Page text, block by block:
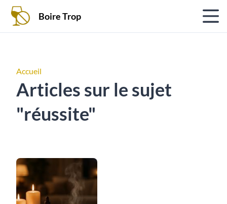
Boire Trop
Accueil
Articles sur le sujet
"réussite"